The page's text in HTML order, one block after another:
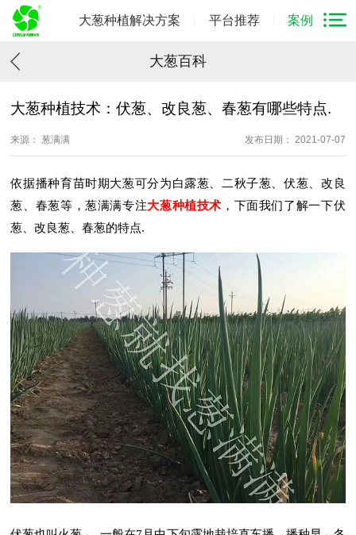
大葱种植解决方案 平台推荐 案例
大葱百科
大葱种植技术：伏葱、改良葱、春葱有哪些特点.
来源： 葱满满 发布日期： 2021-07-07
依据播种育苗时期大葱可分为白露葱、二秋子葱、伏葱、改良
葱、春葱等，葱满满专注大葱种植技术 ，下面我们了解一下伏
葱、改良葱、春葱的特点.